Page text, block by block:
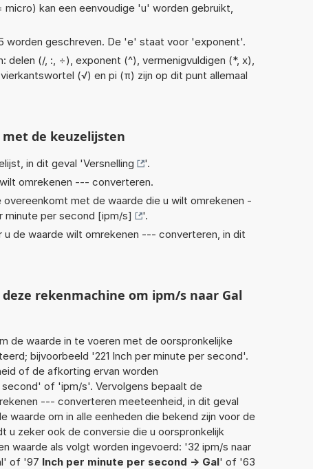
kan een eenvoudige 'u' worden gebruikt,
worden geschreven. De 'e' staat voor 'exponent'.
delen (/, :, ÷), exponent (^), vermenigvuldigen (*, x),
(√) en pi (π) zijn op dit punt allemaal
de keuzelijsten
in dit geval 'Versnelling
'.
omrekenen --- converteren.
met de waarde die u wilt omrekenen -
minute per second [ipm/s]
'.
u de waarde wilt omrekenen --- converteren, in dit
rekenmachine om ipm/s naar Gal
de waarde in te voeren met de oorspronkelijke
bijvoorbeeld '221 Inch per minute per second'.
of de afkorting ervan worden
of 'ipm/s'. Vervolgens bepaalt de
--- converteren meeteenheid, in dit geval
waarde om in alle eenheden die bekend zijn voor de
u zeker ook de conversie die u oorspronkelijk
waarde als volgt worden ingevoerd: '32 ipm/s naar
of '97 Inch per minute per second -> Gal' of '63